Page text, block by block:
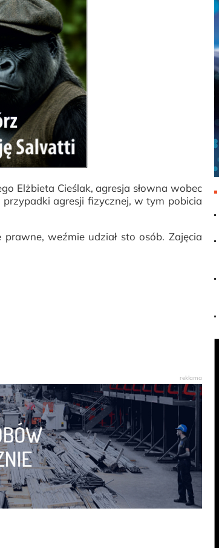
Elżbieta Cieślak, agresja słowna wobec
agresji fizycznej, w tym pobicia
weźmie udział sto osób. Zajęcia